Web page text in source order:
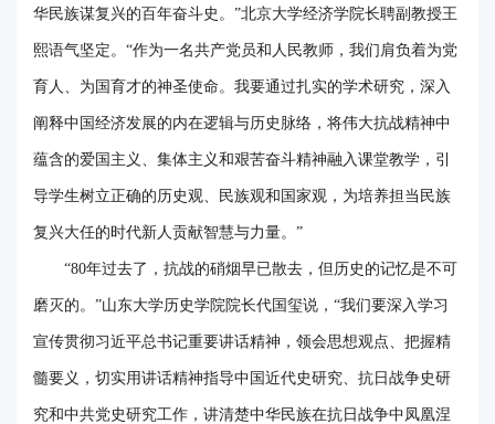
华民族谋复兴的百年奋斗史。”北京大学经济学院长聘副教授王
熙语气坚定。“作为一名共产党员和人民教师，我们肩负着为党
育人、为国育才的神圣使命。我要通过扎实的学术研究，深入
阐释中国经济发展的内在逻辑与历史脉络，将伟大抗战精神中
蕴含的爱国主义、集体主义和艰苦奋斗精神融入课堂教学，引
导学生树立正确的历史观、民族观和国家观，为培养担当民族
复兴大任的时代新人贡献智慧与力量。”
“80年过去了，抗战的硝烟早已散去，但历史的记忆是不可
磨灭的。”山东大学历史学院院长代国玺说，“我们要深入学习
宣传贯彻习近平总书记重要讲话精神，领会思想观点、把握精
髓要义，切实用讲话精神指导中国近代史研究、抗日战争史研
究和中共党史研究工作，讲清楚中华民族在抗日战争中凤凰涅